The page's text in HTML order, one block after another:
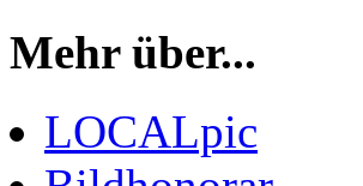
Mehr über...
LOCALpic